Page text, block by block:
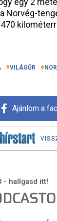
Norvég-
VILÁGŰR
Ajánlom a